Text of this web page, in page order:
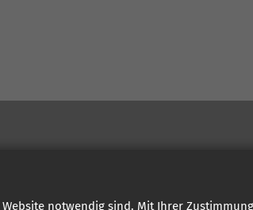
notwendig sind. Mit Ihrer